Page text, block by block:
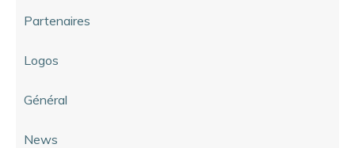
Partenaires
Logos
Général
News